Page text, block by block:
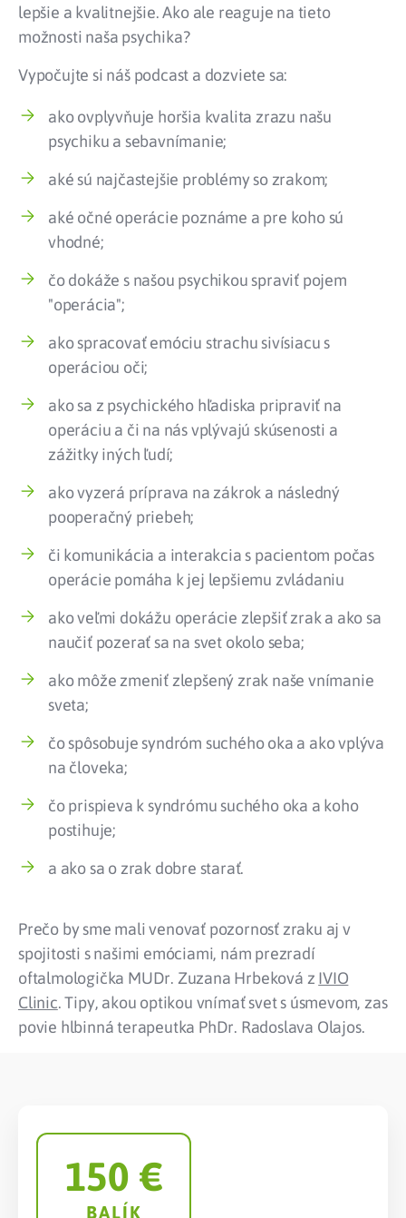
lepšie a kvalitnejšie. Ako ale reaguje na tieto
možnosti naša psychika?
Vypočujte si náš podcast a dozviete sa:
ako ovplyvňuje horšia kvalita zrazu našu
psychiku a sebavnímanie;
aké sú najčastejšie problémy so zrakom;
aké očné operácie poznáme a pre koho sú
vhodné;
čo dokáže s našou psychikou spraviť pojem
"operácia";
ako spracovať emóciu strachu sivísiacu s
operáciou oči;
ako sa z psychického hľadiska pripraviť na
operáciu a či na nás vplývajú skúsenosti a
zážitky iných ľudí;
ako vyzerá príprava na zákrok a následný
pooperačný priebeh;
či komunikácia a interakcia s pacientom počas
operácie pomáha k jej lepšiemu zvládaniu
ako veľmi dokážu operácie zlepšiť zrak a ako sa
naučiť pozerať sa na svet okolo seba;
ako môže zmeniť zlepšený zrak naše vnímanie
sveta;
čo spôsobuje syndróm suchého oka a ako vplýva
na človeka;
čo prispieva k syndrómu suchého oka a koho
postihuje;
a ako sa o zrak dobre starať.
Prečo by sme mali venovať pozornosť zraku aj v
spojitosti s našimi emóciami, nám prezradí
oftalmologička MUDr. Zuzana Hrbeková z IVIO
Clinic. Tipy, akou optikou vnímať svet s úsmevom, zas
povie hlbinná terapeutka PhDr. Radoslava Olajos.
BALÍK
150 €